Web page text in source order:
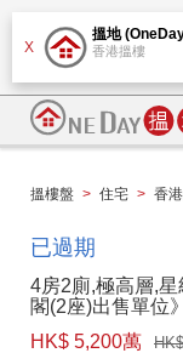
X
搵地
香港搵樓
搵樓盤 > 住宅 > 香
已過期
4房2廁,極高層,
閣(2座)出售單位》
HK$ 5,200萬